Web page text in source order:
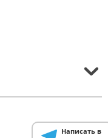
Написать в